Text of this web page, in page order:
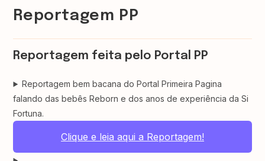
Reportagem PP
Reportagem feita pelo Portal PP
Reportagem bem bacana do Portal Primeira Pagina
falando das bebês Reborn e dos anos de experiência da Si
Fortuna.
Clique e leia aqui a Reportagem!